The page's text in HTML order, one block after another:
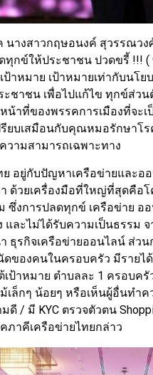
นางสาวกฤษอนงค์ สุวรรณว
กข์ให้ประชาชน ปวดขรี้ !!!
าหมาย เป้าหมายเท่ากับนโ
ชาชน เพื่อไปแก้ไข ทุกข์ส่วน
น้าที่ของพรรคการเมืองที่จ
ยบเสมือนกับคุณหมอรักษาโ
วามสามารถเฉพาะทาง
อยู่กับปัญหาเครือข่ายและอ
วยเครื่องมือที่ใหญ่ที่สุดคือโ
ซึ่งการปลดทุกข์ เครือข่าย ออ
ละไม่ได้รับความเป็นธรรม
ธุรกิจเครือข่ายออนไลน์ ส่ว
ของคนในครอบครัว มีรายไ
เป้าหมาย ตำบลละ 1 ครอบ
เล็กๆ น้อยๆ หรือเห็นผู้อื่นทำ
ดี / มี KYC ตรวจตัวตน
ภาคีเครือข่ายไทยกล่าว